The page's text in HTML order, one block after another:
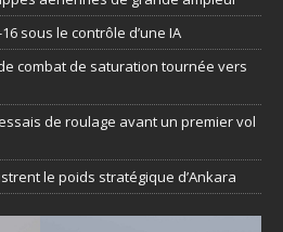
sous le contrôle d’une IA
combat de saturation tournée vers
de roulage avant un premier vol
le poids stratégique d’Ankara